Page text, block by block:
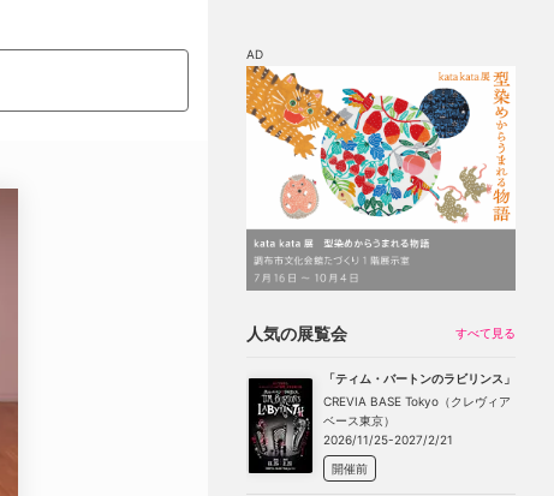
チケット割引
AD
人気の展覧会 すべて見る
「ティム・バートンのラビリンス」
CREVIA BASE Tokyo（クレヴィア
ベース東京）
2026/11/25-2027/2/21
開催前